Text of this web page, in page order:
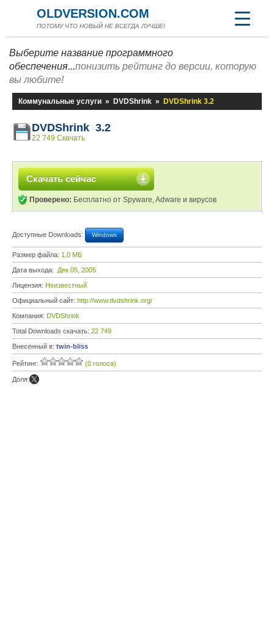
OLDVERSION.COM
ПОТОМУ ЧТО НОВЫЙ НЕ ВСЕГДА ЛУЧШЕ!
Выберите название программного
обеспечения...понизить рейтинг до версии, которую
вы любите!
Коммунальные услуги » DVDShrink » DVDShrink 3.2
DVDShrink 3.2
22 749 Скачать
Скачать сейчас
Проверено: Бесплатно от Spyware, Adware и вирусов
Доступные Downloads: Windows
Размер файла: 1,0 МБ
Дата выхода: Дек 05, 2005
Лицензия: Неизвестный
Официальный сайт: http://www.dvdshrink.org/
Компания: DVDShrink
Total Downloads скачать: 22 749
Внесенный в: twin-bliss
Рейтинг: (0 голоса)
Доля: